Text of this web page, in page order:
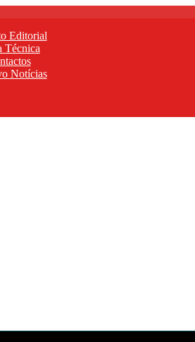
Editorial
Técnica
Notícias